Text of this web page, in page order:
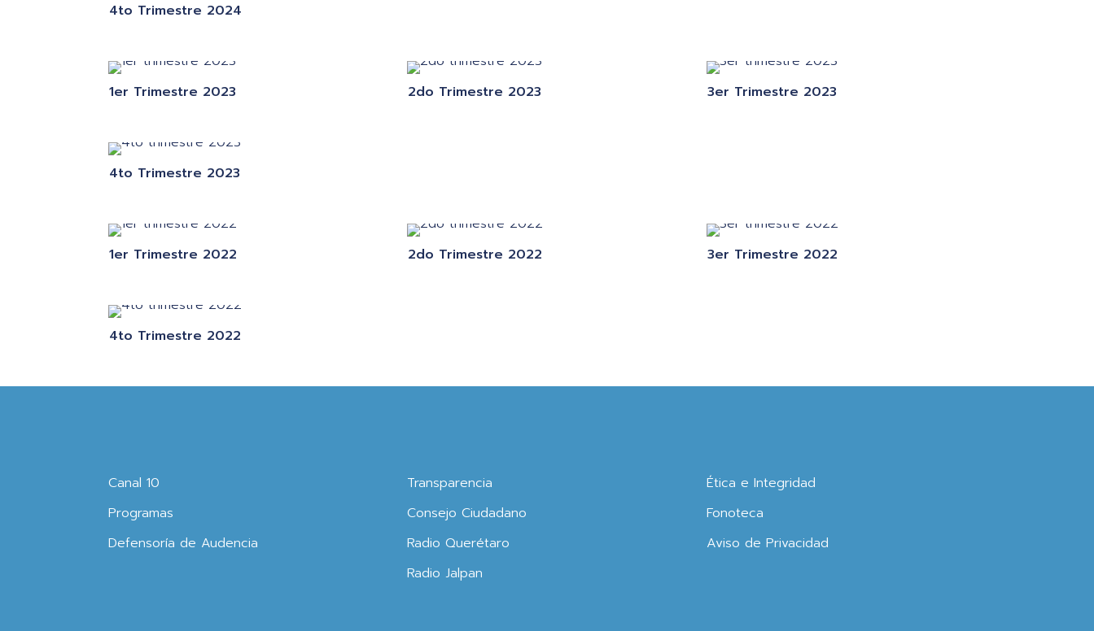
4to Trimestre 2024
1er Trimestre 2023
4to Trimestre 2023
2do Trimestre 2023 3er Trimestre 2023
1er Trimestre 2022 2do Trimestre 2022 3er Trimestre 2022
4to Trimestre 2022
Canal 10
Programas
Defensoría de Audencia
Transparencia
Consejo Ciudadano
Radio Querétaro
Radio Jalpan
Ética e Integridad
Fonoteca
Aviso de Privacidad